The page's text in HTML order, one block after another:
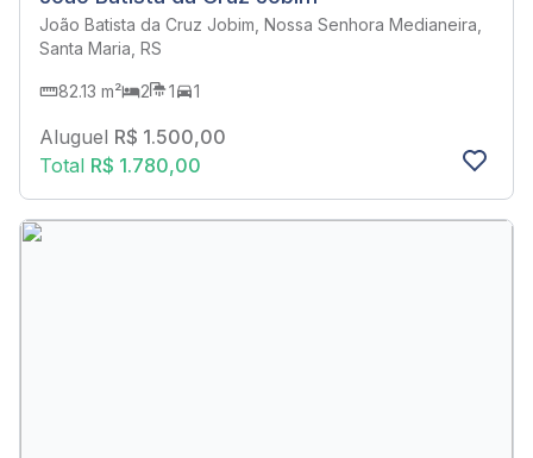
João Batista da Cruz Jobim, Nossa Senhora Medianeira,
Santa Maria, RS
82.13 m² 2 1 1
Aluguel R$ 1.500,00
Total R$ 1.780,00